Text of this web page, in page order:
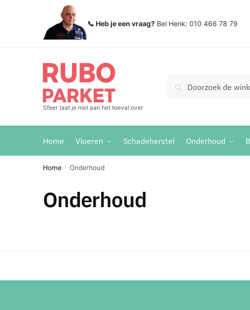
📞 Heb je een vraag? Bel Henk: 010 466 78 79
Sfeer laat je niet aan het toeval over
voor:
Home Vloeren Schadeherstel Onderhoud
Home / Onderhoud
Onderhoud